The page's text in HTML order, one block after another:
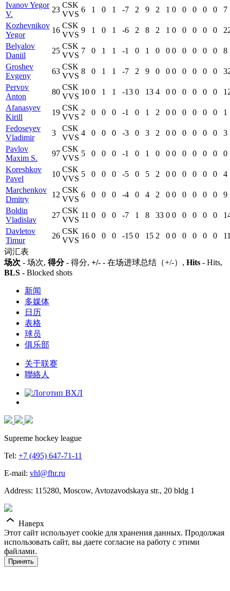
Ivanov Yegor
V.
23
CSK
VVS
6 1 0 1 -7 2 9 2 1 0 0 0 0 0
7
Kozhevnikov
Yegor
16
CSK
VVS
9 1 0 1 -6 2 8 2 1 0 0 0 0 0
Belyalov
Daniil
25
CSK
VVS
7 0 1 1 -1 0 1 0 0 0 0 0 0 0
8
Groshev
Evgeny
63
CSK
VVS
8 0 1 1 -7 2 9 0 0 0 0 0 0 0
Pervov
Anton
80
CSK
VVS
10 0 1 1 -13 0 13 4 0 0 0 0 0 0
Afanasyev
Kirill
19
CSK
VVS
2 0 0 0 -1 0 1 2 0 0 0 0 0 0
1
Fedoseyev
Vladimir
3
CSK
VVS
4 0 0 0 -3 0 3 2 0 0 0 0 0 0
3
Pavlov
Maxim S.
97
CSK
VVS
5 0 0 0 -1 0 1 0 0 0 0 0 0 0
0
Koreshkov
Pavel
10
CSK
VVS
5 0 0 0 -5 0 5 2 0 0 0 0 0 0
4
Marchenkov
Dmitry
12
CSK
VVS
6 0 0 0 -4 0 4 2 0 0 0 0 0 0
9
Boldin
Vladislav
27
CSK
VVS
11 0 0 0 -7 1 8 33 0 0 0 0 0 0
Davletov
Timur
26
CSK
VVS
16 0 0 0 -15 0 15 2 0 0 0 0 0 0
词汇表
场次 - 场次, 得分- 得分, +/- - 在场进球总结（+/-）, Hits - Hits,
BLS - Blocked shots
新闻
多媒体
日历
表格
球员
俱乐部
关于联赛
聯絡人
Supreme hockey league
Tel: +7 (495) 647-71-11
E-mail: vhl@fhr.ru
Address: 115280, Moscow, Avtozavodskaya str., 20 bldg 1
Наверх
Этот сайт использует cookie для хранения данных. Продолжая
использовать сайт, вы даете согласие на работу с этими
файлами.
Принять